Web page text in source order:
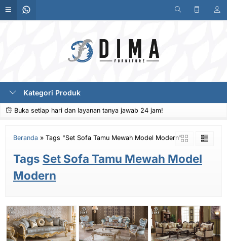
Kategori Produk
Buka setiap hari dan layanan tanya jawab 24 jam!
Beranda » Tags "Set Sofa Tamu Mewah Model Modern"
Tags Set Sofa Tamu Mewah Model
Modern